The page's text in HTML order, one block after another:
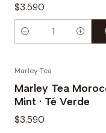
$3.590
Cantidad
Marley Tea
Marley Tea
Mint · Té Verde
$3.590